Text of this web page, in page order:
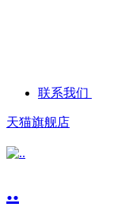
联系我们
天猫旗舰店
..